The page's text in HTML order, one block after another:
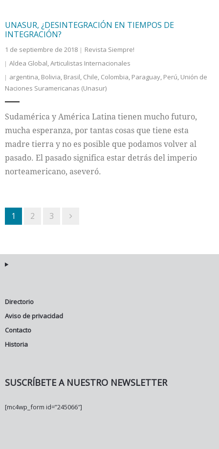
UNASUR, ¿DESINTEGRACIÓN EN TIEMPOS DE
INTEGRACIÓN?
1 de septiembre de 2018
Revista Siempre!
Aldea Global,Articulistas Internacionales
argentina, Bolivia, Brasil, Chile, Colombia, Paraguay, Perú, Unión de
Naciones Suramericanas (Unasur)
Sudamérica y América Latina tienen mucho futuro,
mucha esperanza, por tantas cosas que tiene esta
madre tierra y no es posible que podamos volver al
pasado. El pasado significa estar detrás del imperio
norteamericano, aseveró.
1 2 3
Directorio
Aviso de privacidad
Contacto
Historia
SUSCRÍBETE A NUESTRO NEWSLETTER
[mc4wp_form id=”245066″]